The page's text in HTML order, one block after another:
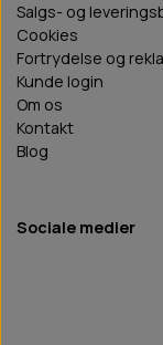
Salgs- og
Cookies
Fortrydelse og
Kunde login
Om os
Kontakt
Blog
Sociale medier